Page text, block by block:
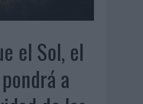
el Sol, el
a